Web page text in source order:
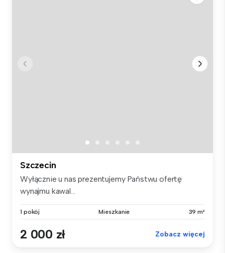
Szczecin
Wyłącznie u nas prezentujemy Państwu ofertę
wynajmu kawal...
1 pokój Mieszkanie 39 m²
2 000 zł Zobacz więcej